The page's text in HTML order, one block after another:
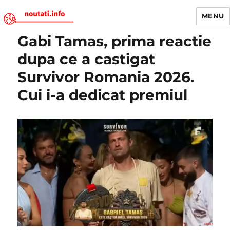
Noutati.Info
MENU
Gabi Tamas, prima reactie
dupa ce a castigat
Survivor Romania 2026.
Cui i-a dedicat premiul